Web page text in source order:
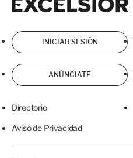
INICIAR SESIÓN
ANÚNCIATE
Directorio
Aviso de Privacidad